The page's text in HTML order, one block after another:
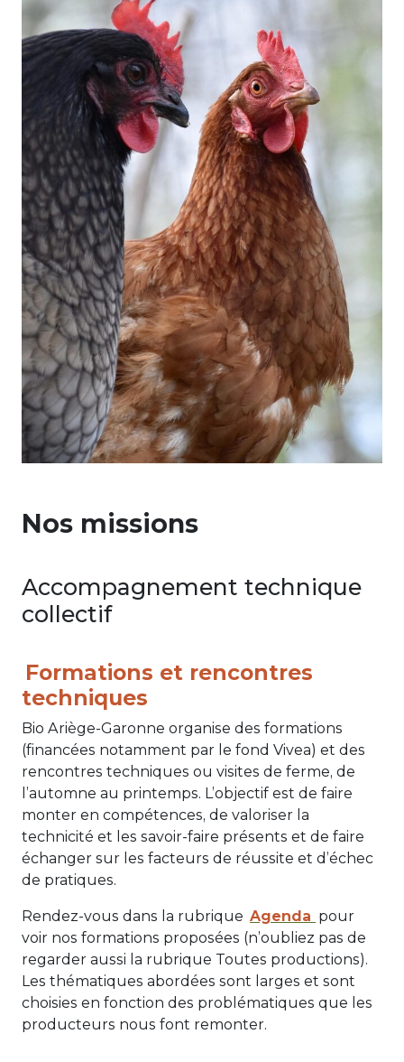
Nos missions
Accompagnement technique
collectif
Formations et rencontres
techniques
Bio Ariège-Garonne organise des formations
(financées notamment par le fond Vivea) et des
rencontres techniques ou visites de ferme, de
l’automne au printemps. L’objectif est de faire
monter en compétences, de valoriser la
technicité et les savoir-faire présents et de faire
échanger sur les facteurs de réussite et d’échec
de pratiques.
Rendez-vous dans la rubrique Agenda pour
voir nos formations proposées (n’oubliez pas de
regarder aussi la rubrique Toutes productions).
Les thématiques abordées sont larges et sont
choisies en fonction des problématiques que les
producteurs nous font remonter.